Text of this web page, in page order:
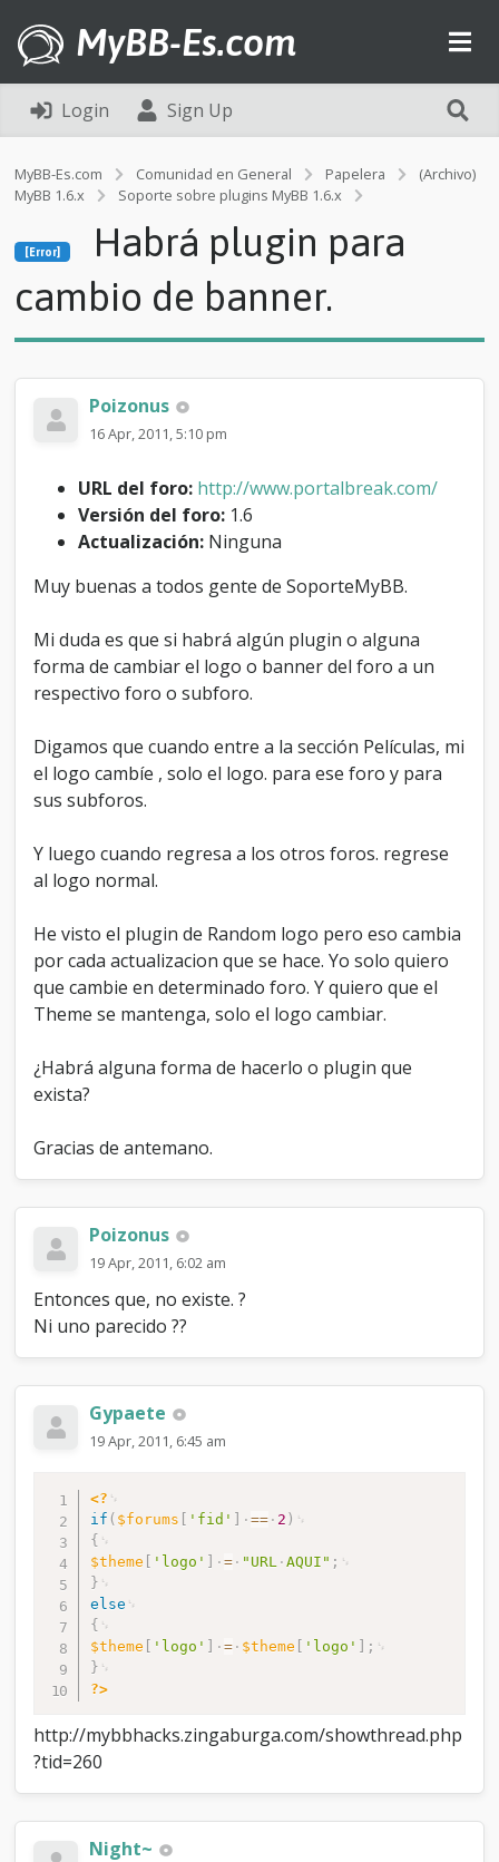
MyBB-Es.com
Login Sign Up
MyBB-Es.com Comunidad en General Papelera
(Archivo)
MyBB 1.6.x
Soporte sobre plugins MyBB 1.6.x
H
a
p
u
a
m
i
o
a
n
n
.
[Error]
Habrá plugin para
cambio de banner.
Poizonus
16 Apr, 2011, 5:10 pm
URL del foro: http://www.portalbreak.com/
Versión del foro: 1.6
Actualización: Ninguna
Muy buenas a todos gente de SoporteMyBB.
Mi duda es que si habrá algún plugin o alguna
forma de cambiar el logo o banner del foro a un
respectivo foro o subforo.
Digamos que cuando entre a la sección Películas, mi
el logo cambíe , solo el logo. para ese foro y para
sus subforos.
Y luego cuando regresa a los otros foros. regrese
al logo normal.
He visto el plugin de Random logo pero eso cambia
por cada actualizacion que se hace. Yo solo quiero
que cambie en determinado foro. Y quiero que el
Theme se mantenga, solo el logo cambiar.
¿Habrá alguna forma de hacerlo o plugin que
exista?
Gracias de antemano.
Poizonus
19 Apr, 2011, 6:02 am
Entonces que, no existe. ?
Ni uno parecido ??
Gypaete
19 Apr, 2011, 6:45 am
<?
if ( $forums [ 'fid' ] == 2 )
{
$theme [ 'logo' ] = "URL AQUI" ;
}
else
{
$theme [ 'logo' ] = $theme [ 'logo' ] ;
}
?>
http://mybbhacks.zingaburga.com/showthread.php
?tid=260
Night~